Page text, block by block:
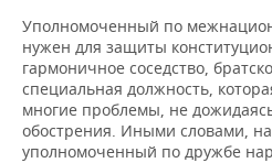
ХОККЕЙ С МЯЧОМ
ПРОИСШЕСТВИЯ
Уполномоченный по
нужен для защиты
гармоничное соседство,
специальная должность,
многие проблемы, не
обострения. Иными словами,
уполномоченный по дружбе